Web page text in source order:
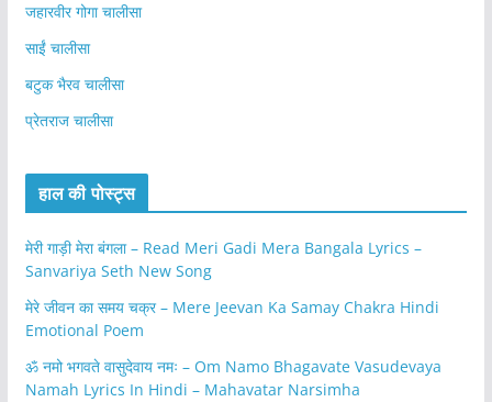
जहारवीर गोगा चालीसा
साईं चालीसा
बटुक भैरव चालीसा
प्रेतराज चालीसा
हाल की पोस्ट्स
मेरी गाड़ी मेरा बंगला – Read Meri Gadi Mera Bangala Lyrics –
Sanvariya Seth New Song
मेरे जीवन का समय चक्र – Mere Jeevan Ka Samay Chakra Hindi
Emotional Poem
ॐ नमो भगवते वासुदेवाय नमः – Om Namo Bhagavate Vasudevaya
Namah Lyrics In Hindi – Mahavatar Narsimha